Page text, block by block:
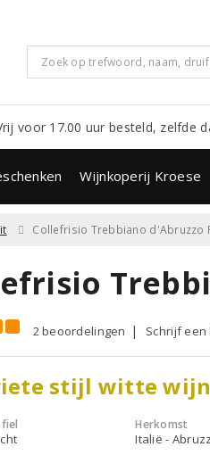
voor 17.00 uur besteld, zelfde
Wijnkoperij Kroese
Collefrisio Trebbiano d'Abruzzo
2 beoordelingen Schrijf
stijl witte
Herkomst
Italië -